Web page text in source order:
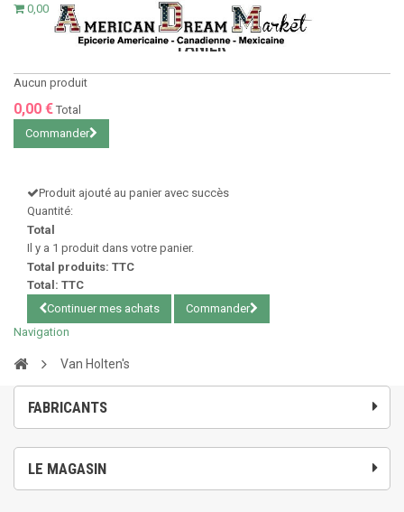
0,00 €
PANIER
Aucun produit
0,00 € Total
Commander
Produit ajouté au panier avec succès
Quantité:
Total
Il y a 1 produit dans votre panier.
Total produits: TTC
Total: TTC
Continuer mes achats
Commander
Navigation
Van Holten's
FABRICANTS
LE MAGASIN